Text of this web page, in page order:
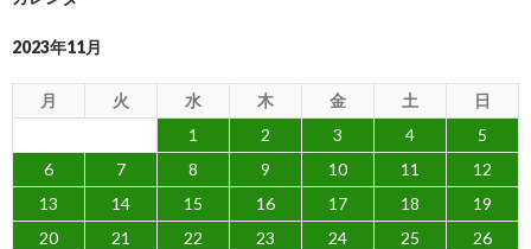
2023年11月
月 火 水 木 金 土
日
1
2 3 4
5
6
7 8 9 10 11
12
13
14 15 16 17 18
19
20
21 22 23 24 25
26